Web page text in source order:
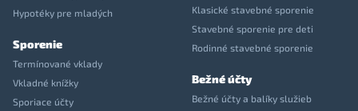
Hypotéky pre mladých
Sporenie
Termínované vklady
Vkladné knížky
Sporiace účty
Klasické stavebné sporenie
Stavebné sporenie pre deti
Rodinné stavebné sporenie
Bežné účty
Bežné účty a balíky služieb